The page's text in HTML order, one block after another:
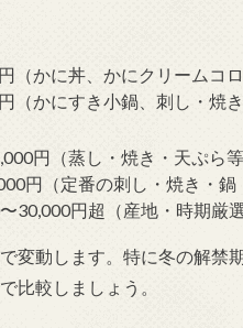
（かに丼、かにクリームコロ
（かにすき小鍋、刺し・焼き
円（蒸し・焼き・天ぷら等
円（定番の刺し・焼き・鍋
30,000円超（産地・時期厳
変動します。特に冬の解禁
比較しましょう。